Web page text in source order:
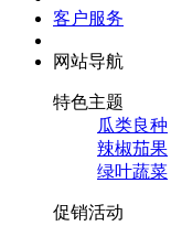
客户服务
网站导航
特色主题
瓜类良种
辣椒茄果
绿叶蔬菜
促销活动